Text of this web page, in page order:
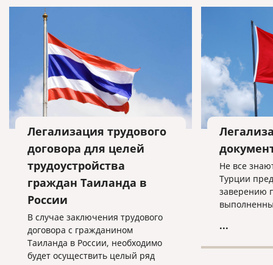
Легализация трудового
договора для целей
трудоустройства
граждан Таиланда в
России
В случае заключения трудового
договора с гражданином
Таиланда в России, необходимо
будет осуществить целый ряд
Не все
Турции
заверению
заверения
...